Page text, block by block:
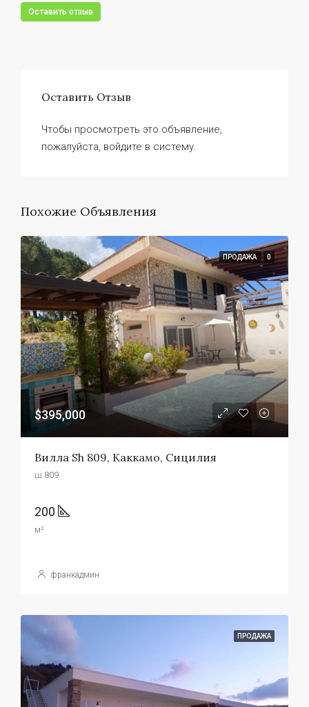
Оставить отзыв
Оставить Отзыв
Чтобы просмотреть это объявление,
пожалуйста, войдите в систему.
Похожие Объявления
ПРОДАЖА 0
$395,000
Вилла Sh 809, Каккамо, Сицилия
ш 809
200
м²
франкадмин
ПРОДАЖА